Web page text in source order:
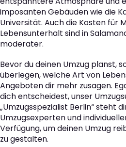
imposanten Gebäuden wie die
Universität. Auch die Kosten für
Lebensunterhalt sind in
moderater.
Bevor du deinen Umzug planst,
überlegen, welche Art von
Angeboten dir mehr zusagen.
dich entscheidest, unser
„Umzugsspezialist Berlin“ steht
Umzugsexperten und
Verfügung, um deinen Umzug
zu gestalten.